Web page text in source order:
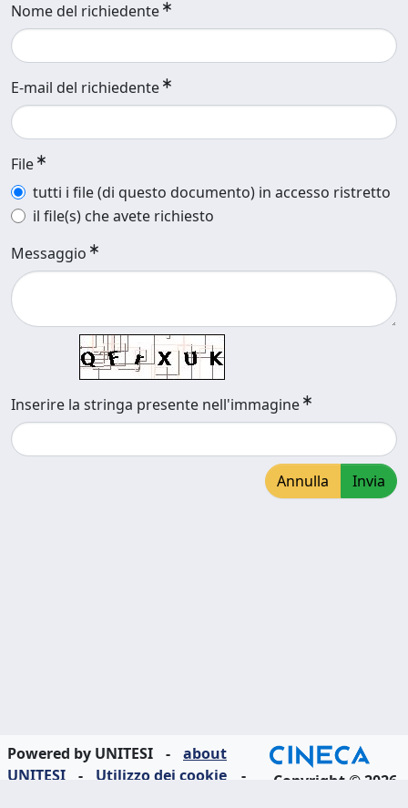
Nome del richiedente
E-mail del richiedente
File
tutti i file (di questo documento) in accesso ristretto
il file(s) che avete richiesto
Messaggio
Inserire la stringa presente nell'immagine
Annulla Invia
Powered by UNITESI -
about
UNITESI
- Utilizzo dei cookie
-
Copyright © 2026